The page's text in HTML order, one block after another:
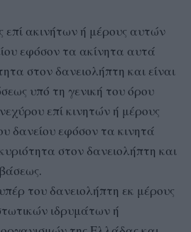
ακινήτων ή μέρους αυτών
εφόσον τα ακίνητα αυτά
στον δανειολήπτη και είναι
υπό τη γενική του όρου
επί κινητών ή μέρους
δανείου εφόσον τα κινητά
στον δανειολήπτη και
του δανειολήπτη εκ μέρους
ιδρυμάτων ή